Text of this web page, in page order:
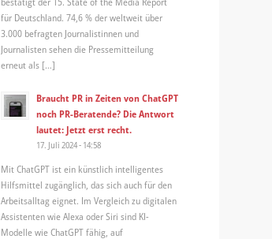
für Deutschland. 74,6 % der weltweit über
3.000 befragten Journalistinnen und
Journalisten sehen die Pressemitteilung
erneut als […]
Braucht PR in Zeiten von ChatGPT
noch PR-Beratende? Die Antwort
lautet: Jetzt erst recht.
17. Juli 2024 - 14:58
Mit ChatGPT ist ein künstlich intelligentes
Hilfsmittel zugänglich, das sich auch für den
Arbeitsalltag eignet. Im Vergleich zu digitalen
Assistenten wie Alexa oder Siri sind KI-
Modelle wie ChatGPT fähig, auf